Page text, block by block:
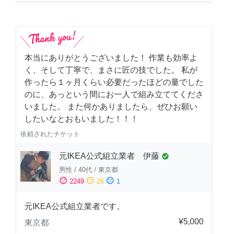
本当にありがとうございました！ 作業も効率よ
く、そして丁寧で、まさに匠の技でした。 私が
作ったら１ヶ月くらい必要だったほどの量でした
のに、あっという間にお一人で組み立ててくださ
いました。 また何かありましたら、ぜひお願い
したいなとおもいました！！！
依頼されたチケット
元IKEA公式組立業者 伊藤 check_circle
男性 / 40代 / 東京都
sentiment_satisfied 2249 sentiment_neutral 26 sentiment_dissatisfied 1
元IKEA公式組立業者です。
東京都
¥5,000